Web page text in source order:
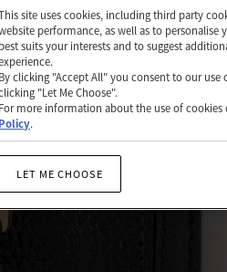
site uses cookies, including third party
performance, as well as to
best suits your interests and to suggest
By clicking "Accept All" you consent to our
"Let Me Choose".
For more information about the use of cookies
Policy.
LET ME CHOOSE